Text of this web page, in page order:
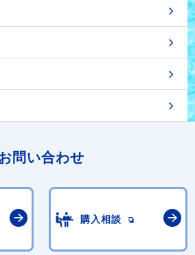
問い合わせ
購入相談